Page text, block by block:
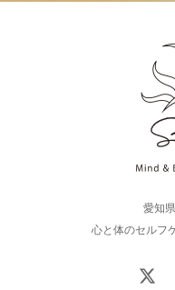
愛知
心と体のセルフ